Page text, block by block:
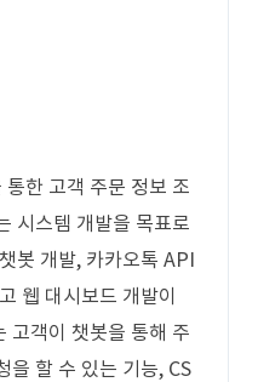
한 고객 주문 정보 조
시스템 개발을 목표로
봇 개발, 카카오톡 API
웹 대시보드 개발이
고객이 챗봇을 통해 주
을 할 수 있는 기능, CS